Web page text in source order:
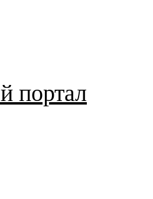
портал